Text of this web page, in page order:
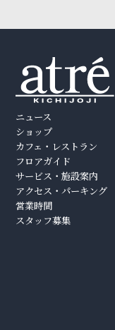
ニュース
ショップ
カフェ・レストラン
フロアガイド
サービス・施設案内
アクセス・パーキング
営業時間
スタッフ募集